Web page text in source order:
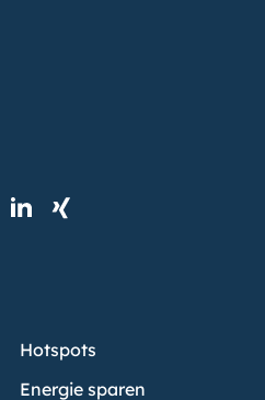
Hotspots
Energie sparen